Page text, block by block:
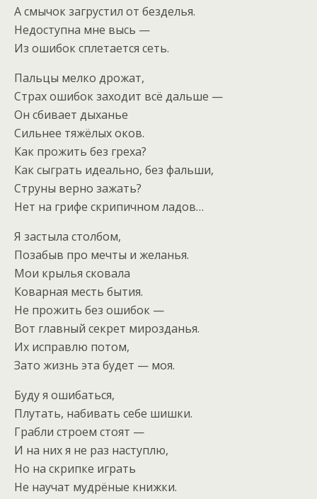
А смычок загрустил от безделья.
Недоступна мне высь —
Из ошибок сплетается сеть.
Пальцы мелко дрожат,
Страх ошибок заходит всё дальше —
Он сбивает дыханье
Сильнее тяжёлых оков.
Как прожить без греха?
Как сыграть идеально, без фальши,
Струны верно зажать?
Нет на грифе скрипичном ладов…
Я застыла столбом,
Позабыв про мечты и желанья.
Мои крылья сковала
Коварная месть бытия.
Не прожить без ошибок —
Вот главный секрет мирозданья.
Их исправлю потом,
Зато жизнь эта будет — моя.
Буду я ошибаться,
Плутать, набивать себе шишки.
Грабли строем стоят —
И на них я не раз наступлю,
Но на скрипке играть
Не научат мудрёные книжки.